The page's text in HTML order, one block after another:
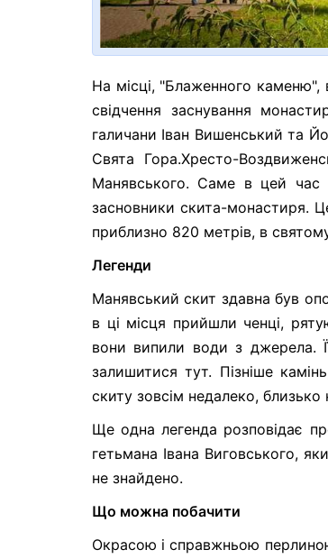
На місці, "Блаженного
свідчення заснування
галичани Іван Вишенський та
Свята Гора.Хресто-
Манявського. Саме в цей час
засновники скита-монастиря.
приблизно 820 метрів, в
Легенди
Манявський скит здавна був
в ці місця прийшли ченці,
вони випили води з джерела.
залишитися тут. Пізніше
скиту зовсім недалеко,
Ще одна легенда розповідає
гетьмана Івана Виговського,
не знайдено.
Що можна побачити
Окрасою і справжньою